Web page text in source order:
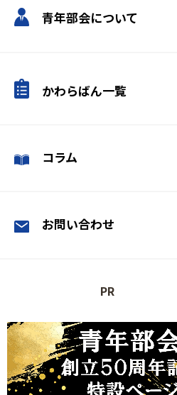
青年部会について
かわらばん一覧
コラム
お問い合わせ
PR